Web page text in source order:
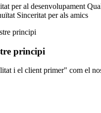
per al desenvolupament
Sinceritat per als amics
principi
i el client primer" com el